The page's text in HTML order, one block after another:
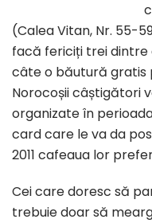
(Calea Vitan, Nr. 55-
facă fericiți trei dintre
câte o băutură gratis
Norocoșii câștigători
organizate în
card care le va da
2011 cafeaua lor
Cei care doresc să
trebuie doar să